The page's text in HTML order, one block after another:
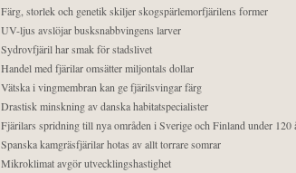
Färg, storlek och genetik skiljer skogspärlemorfjärilens former
UV-ljus avslöjar busksnabbvingens larver
Sydrovfjäril har smak för stadslivet
Handel med fjärilar omsätter miljontals dollar
Vätska i vingmembran kan ge fjärilsvingar färg
Drastisk minskning av danska habitatspecialister
Fjärilars spridning till nya områden i Sverige och Finland under
Spanska kamgräsfjärilar hotas av allt torrare somrar
Mikroklimat avgör utvecklingshastighet